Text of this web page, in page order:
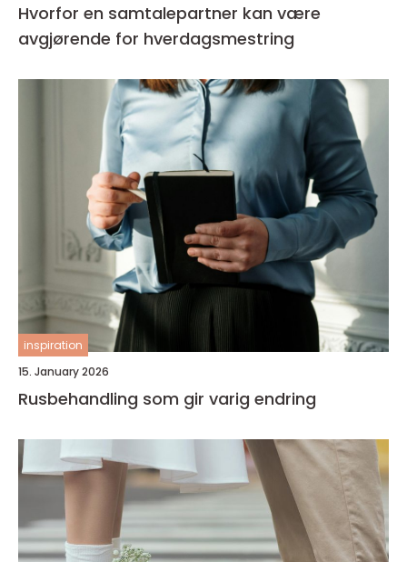
Hvorfor en samtalepartner kan være
avgjørende for hverdagsmestring
inspiration
15. January 2026
Rusbehandling som gir varig endring